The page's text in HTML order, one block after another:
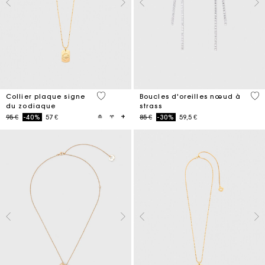
Collier plaque signe
du zodiaque
Price reduced from
95 €to-40% 57 €
5 out of 5 Customer Rating
Boucles d'oreilles nœud à
strass
Price reduced from
85 €to-30% 59,5 €
5